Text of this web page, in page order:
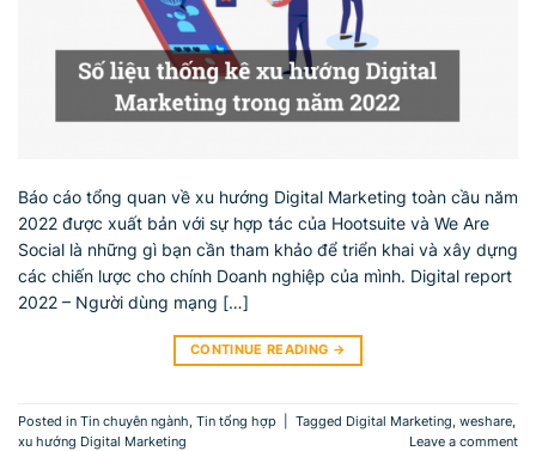
Báo cáo tổng quan về xu hướng Digital Marketing toàn cầu năm
2022 được xuất bản với sự hợp tác của Hootsuite và We Are
Social là những gì bạn cần tham khảo để triển khai và xây dựng
các chiến lược cho chính Doanh nghiệp của mình. Digital report
2022 – Người dùng mạng […]
CONTINUE READING →
Posted in Tin chuyên ngành, Tin tổng hợp Tagged Digital Marketing, weshare,
xu hướng Digital Marketing
Leave a comment